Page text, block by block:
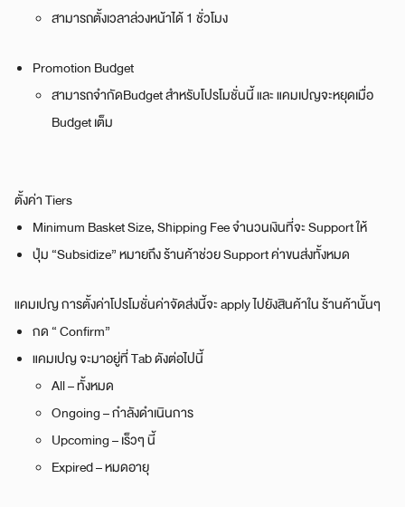
สามารถตั้งเวลาล่วงหน้าได้ 1 ชั่วโมง
Promotion Budget
สามารถจำกัดBudget สำหรับโปรโมชั่นนี้ และ แคมเปญจะหยุดเมื่อ
Budget เต็ม
ตั้งค่า Tiers
Minimum Basket Size, Shipping Fee จำนวนเงินที่จะ Support ให้
ปุ่ม “Subsidize” หมายถึง ร้านค้าช่วย Support ค่าขนส่งทั้งหมด
แคมเปญ การตั้งค่าโปรโมชั่นค่าจัดส่งนี้จะ apply ไปยังสินค้าใน ร้านค้านั้นๆ
กด “ Confirm”
แคมเปญ จะมาอยู่ที่ Tab ดังต่อไปนี้
All – ทั้งหมด
Ongoing – กำลังดำเนินการ
Upcoming – เร็วๆ นี้
Expired – หมดอายุ